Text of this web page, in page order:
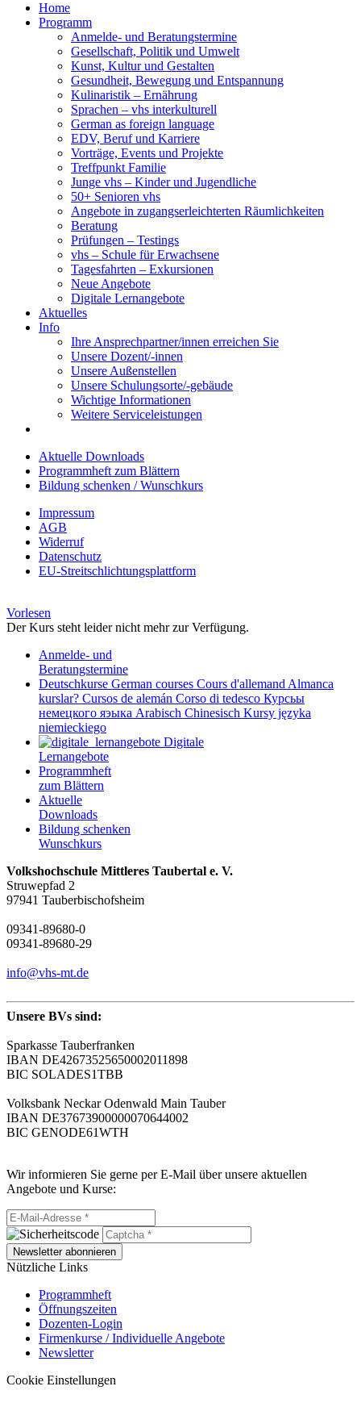
Home
Programm
Anmelde- und Beratungstermine
Gesellschaft, Politik und Umwelt
Kunst, Kultur und Gestalten
Gesundheit, Bewegung und Entspannung
Kulinaristik – Ernährung
Sprachen – vhs interkulturell
German as foreign language
EDV, Beruf und Karriere
Vorträge, Events und Projekte
Treffpunkt Familie
Junge vhs – Kinder und Jugendliche
50+ Senioren vhs
Angebote in zugangserleichterten Räumlichkeiten
Beratung
Prüfungen – Testings
vhs – Schule für Erwachsene
Tagesfahrten – Exkursionen
Neue Angebote
Digitale Lernangebote
Aktuelles
Info
Ihre Ansprechpartner/innen erreichen Sie
Unsere Dozent/-innen
Unsere Außenstellen
Unsere Schulungsorte/-gebäude
Wichtige Informationen
Weitere Serviceleistungen
Aktuelle Downloads
Programmheft zum Blättern
Bildung schenken / Wunschkurs
Impressum
AGB
Widerruf
Datenschutz
EU-Streitschlichtungsplattform
Vorlesen
Der Kurs steht leider nicht mehr zur Verfügung.
Anmelde- und
Beratungstermine
Deutschkurse German courses Cours d'allemand Almanca
kurslar? Cursos de alemán Corso di tedesco Курсьы
немецкого яэыка Arabisch Chinesisch Kursy języka
niemieckiego
Digitale
Lernangebote
Programmheft
zum Blättern
Aktuelle
Downloads
Bildung schenken
Wunschkurs
Volkshochschule Mittleres Taubertal e. V.
Struwepfad 2
97941 Tauberbischofsheim
09341-89680-0
09341-89680-29
info@vhs-mt.de
Unsere BVs sind:
Sparkasse Tauberfranken
IBAN DE42673525650002011898
BIC SOLADES1TBB
Volksbank Neckar Odenwald Main Tauber
IBAN DE37673900000070644002
BIC GENODE61WTH
Wir informieren Sie gerne per E-Mail über unsere aktuellen
Angebote und Kurse:
Newsletter abonnieren
Nützliche Links
Programmheft
Öffnungszeiten
Dozenten-Login
Firmenkurse / Individuelle Angebote
Newsletter
Cookie Einstellungen